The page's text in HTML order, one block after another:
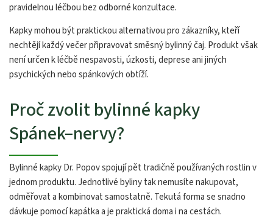
pravidelnou léčbou bez odborné konzultace.
Kapky mohou být praktickou alternativou pro zákazníky, kteří
nechtějí každý večer připravovat směsný bylinný čaj. Produkt však
není určen k léčbě nespavosti, úzkosti, deprese ani jiných
psychických nebo spánkových obtíží.
Proč zvolit bylinné kapky
Spánek–nervy?
Bylinné kapky Dr. Popov spojují pět tradičně používaných rostlin v
jednom produktu. Jednotlivé byliny tak nemusíte nakupovat,
odměřovat a kombinovat samostatně. Tekutá forma se snadno
dávkuje pomocí kapátka a je praktická doma i na cestách.